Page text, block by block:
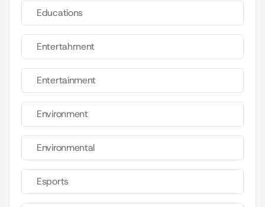
Educations
Entertahrnent
Entertainment
Environment
Environmental
Esports